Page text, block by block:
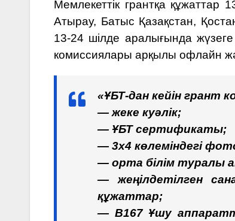
Мемлекеттік грантқа
Атырау, Батыс Қазақстан,
13-24 шілде аралығында
комиссиялары арқылы офлайн
«ҰБТ-дан кейін грант
— жеке куәлік;
— ҰБТ сертификаты;
— 3х4 көлеміндегі
— орта білім туралы
— жеңілдетілген
құжаттар;
— B167 Ұшу